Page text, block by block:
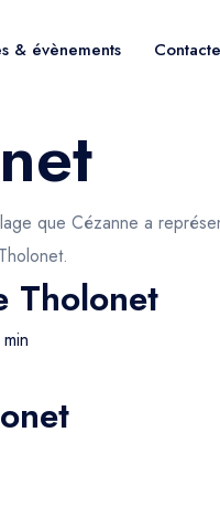
& évènements
que Cézanne a
Tholonet